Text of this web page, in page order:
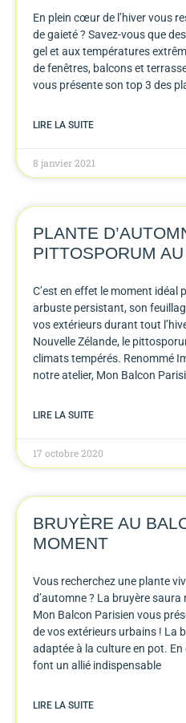
En plein cœur de l’hiver vous
de gaieté ? Savez-vous que
gel et aux températures
de fenêtres, balcons et
vous présente son top 3 des
LIRE LA SUITE
8 janvier 2021
PLANTE
PITTOSPORUM
C’est en effet le moment
arbuste persistant, son
vos extérieurs durant tout
Nouvelle Zélande, le
climats tempérés. Renommé
notre atelier, Mon Balcon
LIRE LA SUITE
17 octobre 2020
BRUYÈRE AU
MOMENT
Vous recherchez une plante
d’automne ? La bruyère
Mon Balcon Parisien vous
de vos extérieurs urbains ! La
adaptée à la culture en pot.
font un allié indispensable
LIRE LA SUITE